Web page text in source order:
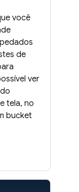
você
de
ver
tela, no
bucket